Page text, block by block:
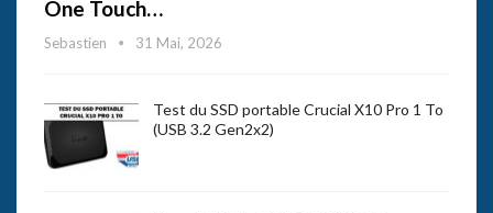
One Touch…
Sebastien 31 Mai, 2026
Test du SSD portable Crucial X10 Pro 1 To
(USB 3.2 Gen2x2)